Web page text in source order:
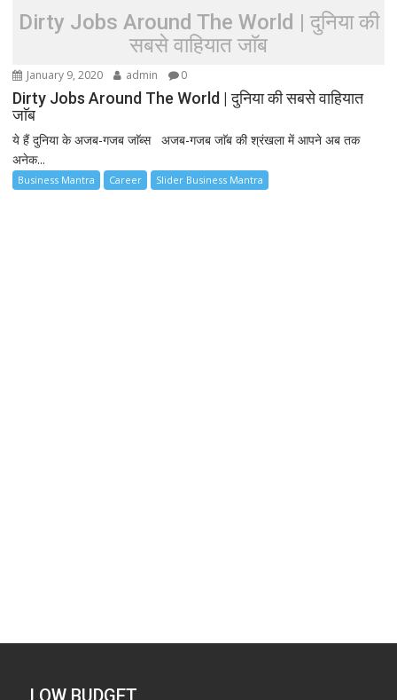
Dirty Jobs Around The World | दुनिया की
सबसे वाहियात जाॅब
January 9, 2020 admin 0
Dirty Jobs Around The World | दुनिया की सबसे वाहियात
जाॅब
ये हैं दुनिया के अजब-गजब जाॅब्स अजब-गजब जाॅब की श्रंखला में आपने अब तक
अनेक...
Business Mantra Career Slider Business Mantra